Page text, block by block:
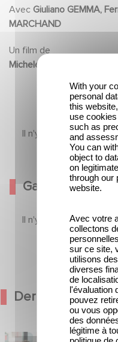
Avec
MARCHAND
Un film de
Michele LUPO
Il n'y a pas encore de
Galerie
Il n'y a pas encore de
Dernières
avec
With your
personal
this
use
such as
and
You can
object to
on
through our
website.
Avec votre
collectons
sur ce site,
utilisons
diverses
de
l'évaluation
pouvez
ou vous
des
légitime à